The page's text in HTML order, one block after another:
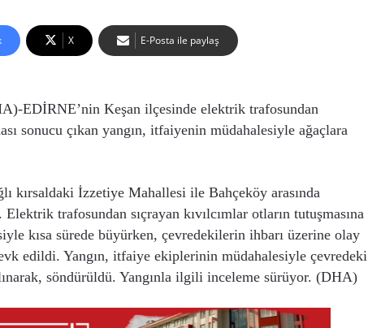
X E-Posta ile paylaş
EDİRNE’nin Keşan ilçesinde elektrik trafosundan
sonucu çıkan yangın, itfaiyenin müdahalesiyle ağaçlara
kırsaldaki İzzetiye Mahallesi ile Bahçeköy arasında
trafosundan sıçrayan kıvılcımlar otların tutuşmasına
kısa sürede büyürken, çevredekilerin ihbarı üzerine olay
edildi. Yangın, itfaiye ekiplerinin müdahalesiyle çevredeki
söndürüldü. Yangınla ilgili inceleme sürüyor. (DHA)